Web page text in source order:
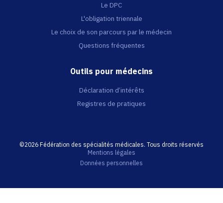
Le DPC
L'obligation triennale
Le choix de son parcours par le médecin
Questions fréquentes
Outils pour médecins
Déclaration d’intérêts
Registres de pratiques
©2026 Fédération des spécialités médicales. Tous droits réservés
Mentions légales
Données personnelles